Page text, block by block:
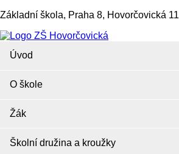
Základní škola, Praha 8, Hovorčovická 11
Úvod
O škole
Žák
Školní družina a kroužky